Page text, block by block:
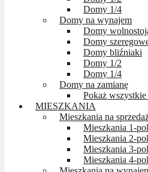
Domy 1/4
Domy na wynajem
Domy
Domy
Domy bliźniaki
Domy 1/2
Domy 1/4
Domy na zamianę
Pokaż
MIESZKANIA
Mieszkania na
Mieszkania 1-
Mieszkania 2-
Mieszkania 3-
Mieszkania 4-